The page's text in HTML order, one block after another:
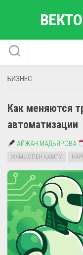
БИЗНЕС
Как меняются
автоматизации
АЙЖАН МАДЬЯРОВА
ЖҰМЫСПЕН ҚАМТУ